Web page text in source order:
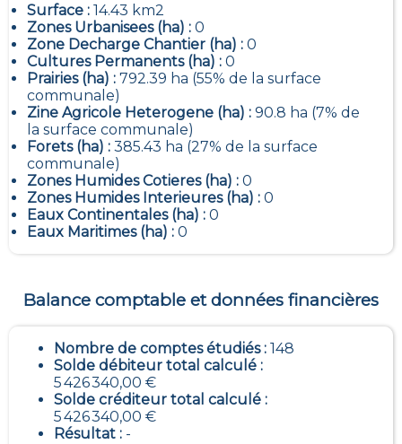
Surface : 14.43 km2
Zones Urbanisees (ha) : 0
Zone Decharge Chantier (ha) : 0
Cultures Permanents (ha) : 0
Prairies (ha) : 792.39 ha (55% de la surface
communale)
Zine Agricole Heterogene (ha) : 90.8 ha (7% de
la surface communale)
Forets (ha) : 385.43 ha (27% de la surface
communale)
Zones Humides Cotieres (ha) : 0
Zones Humides Interieures (ha) : 0
Eaux Continentales (ha) : 0
Eaux Maritimes (ha) : 0
Balance comptable et données financières
Nombre de comptes étudiés : 148
Solde débiteur total calculé :
5 426 340,00 €
Solde créditeur total calculé :
5 426 340,00 €
Résultat : -